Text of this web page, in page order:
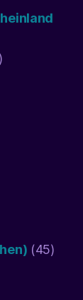
(45)